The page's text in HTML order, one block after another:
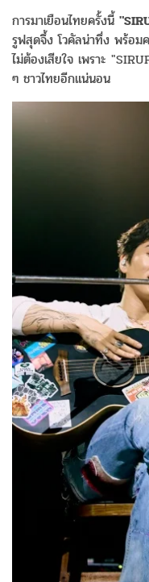
การมาเยือนไทยครั้งนี้
รูฟสุดจึ้ง โวคัลน่าทึ่ง พร้อม
ไม่ต้องเสียใจ เพราะ
ๆ ชาวไทยอีกแน่นอน